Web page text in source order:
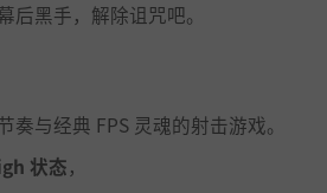
黑手，解除诅咒吧。
奏与经典 FPS 灵魂的射击游戏。
状态，